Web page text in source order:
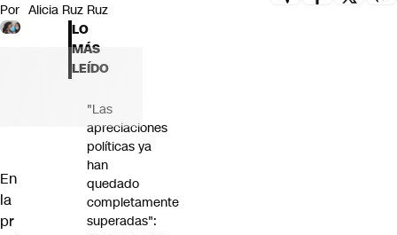
Por Alicia Ruz Ruz
En
la
pr
LO
MÁS
LEÍDO
"Las
apreciaciones
políticas ya
han
quedado
completamente
superadas":